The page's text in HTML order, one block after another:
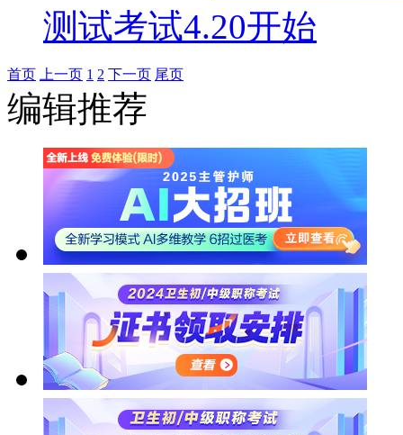
测试考试4.20开始
首页 上一页 1 2 下一页 尾页
编辑推荐